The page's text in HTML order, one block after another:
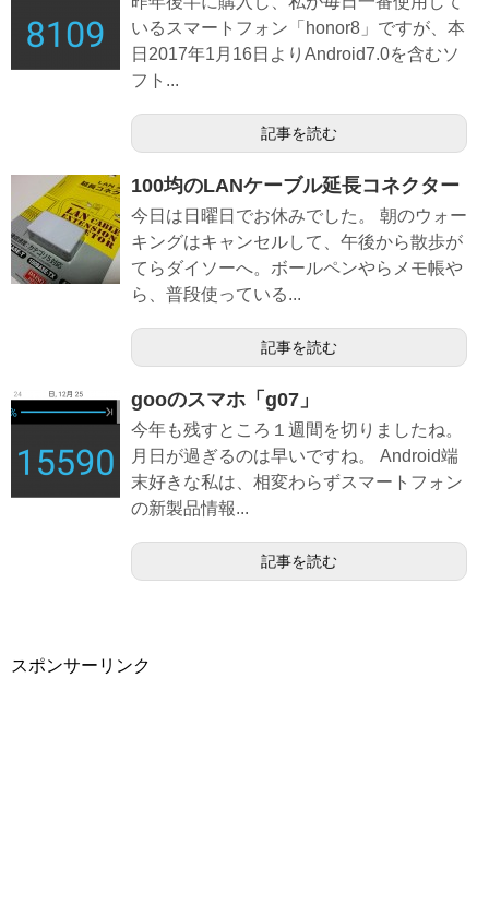
いるスマートフォン「honor8」ですが、本
日2017年1月16日よりAndroid7.0を含むソ
フト...
記事を読む
100均のLANケーブル延長コネクター
今日は日曜日でお休みでした。 朝のウォー
キングはキャンセルして、午後から散歩が
てらダイソーへ。ボールペンやらメモ帳や
ら、普段使っている...
記事を読む
gooのスマホ「g07」
今年も残すところ１週間を切りましたね。
月日が過ぎるのは早いですね。 Android端
末好きな私は、相変わらずスマートフォン
の新製品情報...
記事を読む
スポンサーリンク